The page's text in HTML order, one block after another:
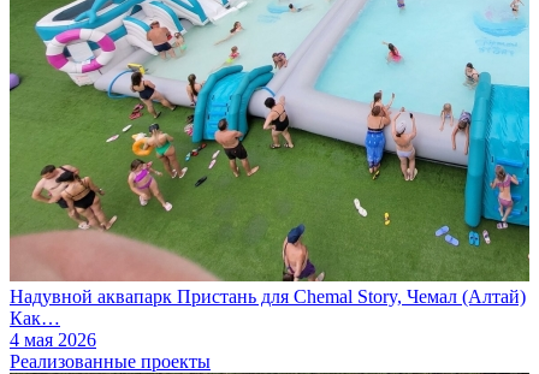
Надувной аквапарк Пристань для Chemal Story, Чемал (Алтай)
Как…
4 мая 2026
Реализованные проекты